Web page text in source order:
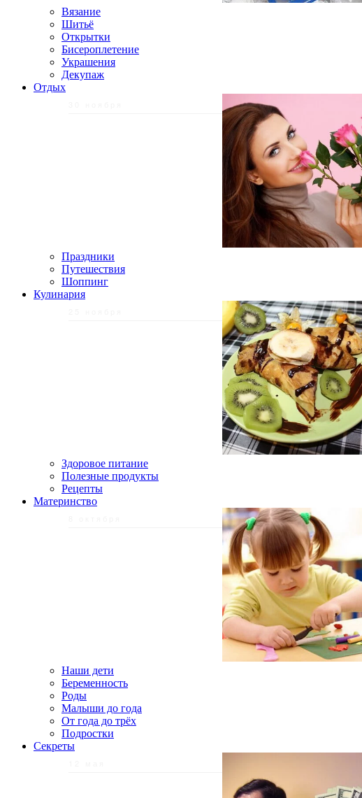
Вязание
Шитьё
Открытки
Бисероплетение
Украшения
Декупаж
Отдых
Праздники
Путешествия
Шоппинг
Кулинария
Здоровое питание
Полезные продукты
Рецепты
Материнство
Наши дети
Беременность
Роды
Малыши до года
От года до трёх
Подростки
Секреты